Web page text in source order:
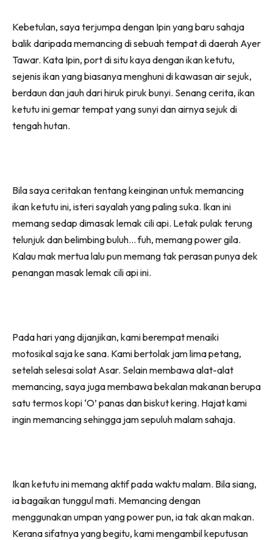
Kebetulan, saya terjumpa dengan Ipin yang baru sahaja
balik daripada memancing di sebuah tempat di daerah Ayer
Tawar. Kata Ipin, port di situ kaya dengan ikan ketutu,
sejenis ikan yang biasanya menghuni di kawasan air sejuk,
berdaun dan jauh dari hiruk piruk bunyi. Senang cerita, ikan
ketutu ini gemar tempat yang sunyi dan airnya sejuk di
tengah hutan.
Bila saya ceritakan tentang keinginan untuk memancing
ikan ketutu ini, isteri sayalah yang paling suka. Ikan ini
memang sedap dimasak lemak cili api. Letak pulak terung
telunjuk dan belimbing buluh… fuh, memang power gila.
Kalau mak mertua lalu pun memang tak perasan punya dek
penangan masak lemak cili api ini.
Pada hari yang dijanjikan, kami berempat menaiki
motosikal saja ke sana. Kami bertolak jam lima petang,
setelah selesai solat Asar. Selain membawa alat-alat
memancing, saya juga membawa bekalan makanan berupa
satu termos kopi ‘O’ panas dan biskut kering. Hajat kami
ingin memancing sehingga jam sepuluh malam sahaja.
Ikan ketutu ini memang aktif pada waktu malam. Bila siang,
ia bagaikan tunggul mati. Memancing dengan
menggunakan umpan yang power pun, ia tak akan makan.
Kerana sifatnya yang begitu, kami mengambil keputusan